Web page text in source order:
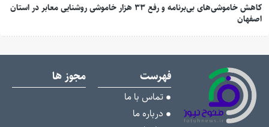
کاهش خاموشی‌های بی‌برنامه و رفع ۳۳ هزار خاموشی روشنایی معابر در استان
اصفهان
فهرست
تماس با ما
درباره ما
مجوز ها